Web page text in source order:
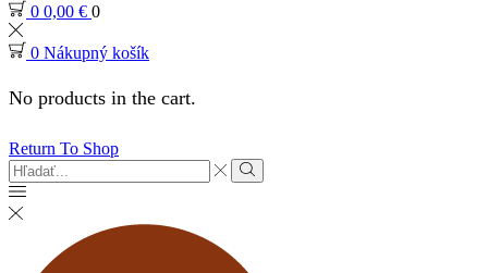
0 0,00 € 0
0 Nákupný košík
No products in the cart.
Return To Shop
Search
input
Search